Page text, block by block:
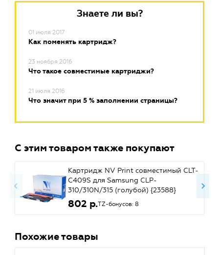
Знаете ли вы?
01 июля 2017
Как поменять картридж?
23 ноября 2016
Что такое совместимые картриджи?
21 июля 2016
Что значит при 5 % заполнении страницы?
С этим товаром также покупают
Картридж NV Print совместимый CLT-
C409S для Samsung CLP-
310/310N/315 (голубой) {23588}
802 р.TZ-бонусов: 8
Похожие товары